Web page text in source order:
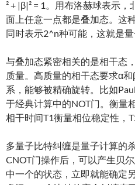
² + |β|² = 1。用布洛赫球表示
面上任意一点都是叠加态。这
同时表示2^n种可能，这就是量
与叠加态紧密相关的是相干态
质量。高质量的相干态要求α
系，能够被精确旋转。比如
于经典计算中的NOT门。衡量
相干时间T1衡量相位稳定性，
多量子比特纠缠是量子计算的
CNOT门操作后，可以产生贝
中一个的状态，立即就能确定